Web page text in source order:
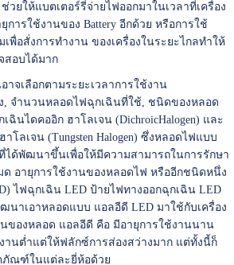
ช่วยให้แบตเตอร์รี่จ่ายไฟออกมาในเวลาที่เครื่อง
การใช้งานของ Battery อีกด้วย หรือการใช้
เพื่อสั่งการทำงาน ของเครื่องในระยะไกลทำให้
สอบได้มาก
าจเลือกตามระยะเวลาการใช้งาน
, จำนวนหลอดไฟฉุกเฉินที่ใช้, ชนิดของหลอด
นไดคออิก ฮาโลเจน (DichroicHalogen) และ
โลเจน (Tungsten Halogen) ซึ่งหลอดไฟแบบ
ได้พัฒนาขึ้นเพื่อให้มีความสามารถในการรักษา
ด อายุการใช้งานของหลอดไฟ หรืออีกชนิดหนึ่ง
ไฟฉุกเฉิน LED ป้ายไฟทางออกฉุกเฉิน LED
นาเอาหลอดแบบ แอลอีดี LED มาใช้กับเครื่อง
ของหลอด แอลอีดี คือ มีอายุการใช้งานนาน
านต่ำแต่ให้ฟลักซ์การส่องสว่างมาก แต่ทั้งนี้ก็
ณฑ์ในแต่ละยี่ห้อด้วย